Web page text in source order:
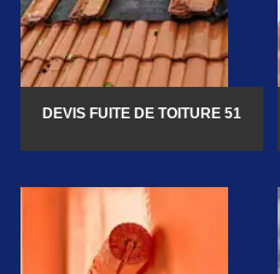
DEVIS FUITE DE TOITURE 51